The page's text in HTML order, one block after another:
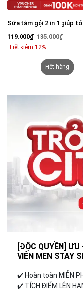
Sữa tắm gội 2 in 1 giúp
119.000₫ 135.000₫
Tiết kiệm 12%
Hết hàng
[ĐỘC QUYỀN] ƯU
VIÊN MEN STAY
✔️︎ Hoàn toàn MIỄN
✔️︎ TÍCH ĐIỂM LÊN